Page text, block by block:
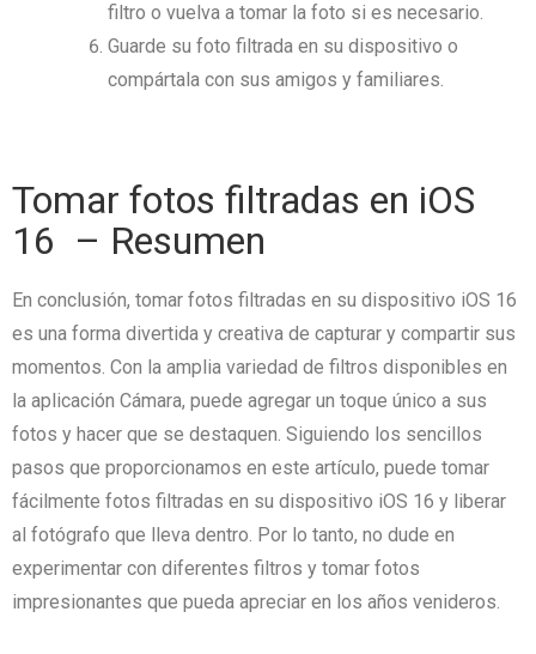
filtro o vuelva a tomar la foto si es necesario.
Guarde su foto filtrada en su dispositivo o
compártala con sus amigos y familiares.
Tomar fotos filtradas en iOS
16 – Resumen
En conclusión, tomar fotos filtradas en su dispositivo iOS 16
es una forma divertida y creativa de capturar y compartir sus
momentos. Con la amplia variedad de filtros disponibles en
la aplicación Cámara, puede agregar un toque único a sus
fotos y hacer que se destaquen. Siguiendo los sencillos
pasos que proporcionamos en este artículo, puede tomar
fácilmente fotos filtradas en su dispositivo iOS 16 y liberar
al fotógrafo que lleva dentro. Por lo tanto, no dude en
experimentar con diferentes filtros y tomar fotos
impresionantes que pueda apreciar en los años venideros.